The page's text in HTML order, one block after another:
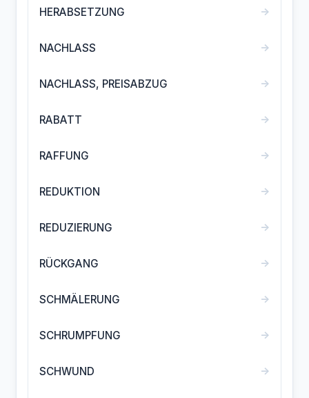
HERABSETZUNG →
NACHLASS →
NACHLASS, PREISABZUG →
RABATT →
RAFFUNG →
REDUKTION →
REDUZIERUNG →
RÜCKGANG →
SCHMÄLERUNG →
SCHRUMPFUNG →
SCHWUND →